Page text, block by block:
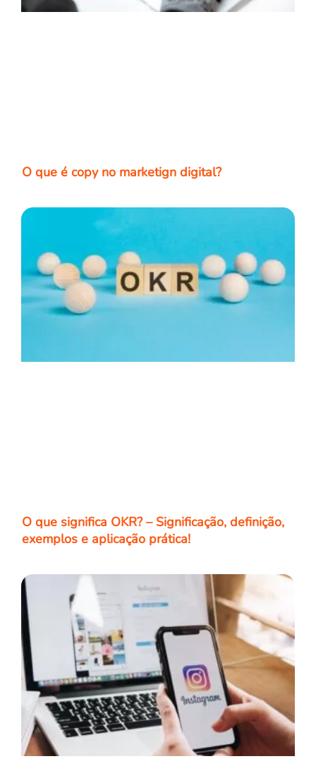
O que é copy no marketign digital?
O que significa OKR? – Significação, definição,
exemplos e aplicação prática!